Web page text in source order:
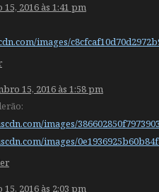
2016 às 1:41 pm
images/
15, 2016 às 1:58 pm
images/
images/
2016 às 2:03 pm